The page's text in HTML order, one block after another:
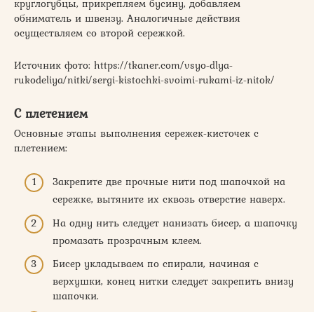
круглогубцы, прикрепляем бусину, добавляем
обниматель и швензу. Аналогичные действия
осуществляем со второй сережкой.
Источник фото: https://tkaner.com/vsyo-dlya-
rukodeliya/nitki/sergi-kistochki-svoimi-rukami-iz-nitok/
С плетением
Основные этапы выполнения сережек-кисточек с
плетением:
Закрепите две прочные нити под шапочкой на
сережке, вытяните их сквозь отверстие наверх.
На одну нить следует нанизать бисер, а шапочку
промазать прозрачным клеем.
Бисер укладываем по спирали, начиная с
верхушки, конец нитки следует закрепить внизу
шапочки.